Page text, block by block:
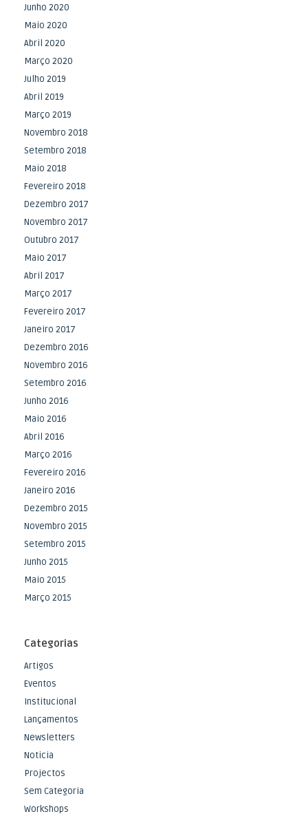
Junho 2020
Maio 2020
Abril 2020
Março 2020
Julho 2019
Abril 2019
Março 2019
Novembro 2018
Setembro 2018
Maio 2018
Fevereiro 2018
Dezembro 2017
Novembro 2017
Outubro 2017
Maio 2017
Abril 2017
Março 2017
Fevereiro 2017
Janeiro 2017
Dezembro 2016
Novembro 2016
Setembro 2016
Junho 2016
Maio 2016
Abril 2016
Março 2016
Fevereiro 2016
Janeiro 2016
Dezembro 2015
Novembro 2015
Setembro 2015
Junho 2015
Maio 2015
Março 2015
Categorias
Artigos
Eventos
Institucional
Lançamentos
Newsletters
Noticia
Projectos
Sem Categoria
Workshops